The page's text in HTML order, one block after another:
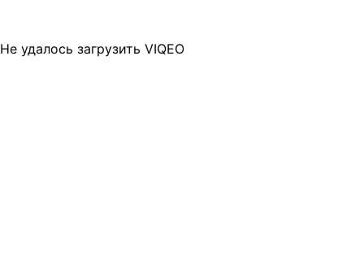
Не удалось загрузить VIQEO